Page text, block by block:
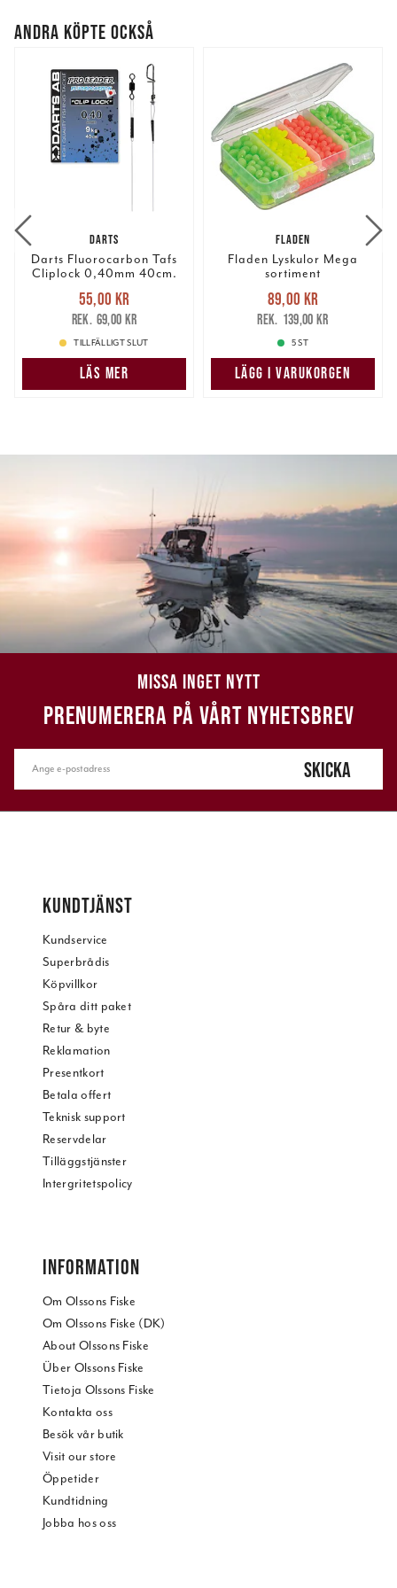
ANDRA KÖPTE OCKSÅ
DARTS
Darts Fluorocarbon Tafs
Cliplock 0,40mm 40cm.
Nuvarande pris
55,00 krTidigare pris
69,00 kr
55,00 kr
69,00 kr
TILLFÄLLIGT SLUT
LÄS MER
FLADEN
Fladen Lyskulor Mega
sortiment
Nuvarande pris
89,00 krTidigare pris
139,00 kr
89,00 kr
139,00 kr
5 ST
LÄGG I VARUKORGEN
MISSA INGET NYTT
PRENUMERERA PÅ VÅRT NYHETSBREV
SKICKA
KUNDTJÄNST
Kundservice
Superbrådis
Köpvillkor
Spåra ditt paket
Retur & byte
Reklamation
Presentkort
Betala offert
Teknisk support
Reservdelar
Tilläggstjänster
Intergritetspolicy
INFORMATION
Om Olssons Fiske
Om Olssons Fiske (DK)
About Olssons Fiske
Über Olssons Fiske
Tietoja Olssons Fiske
Kontakta oss
Besök vår butik
Visit our store
Öppetider
Kundtidning
Jobba hos oss